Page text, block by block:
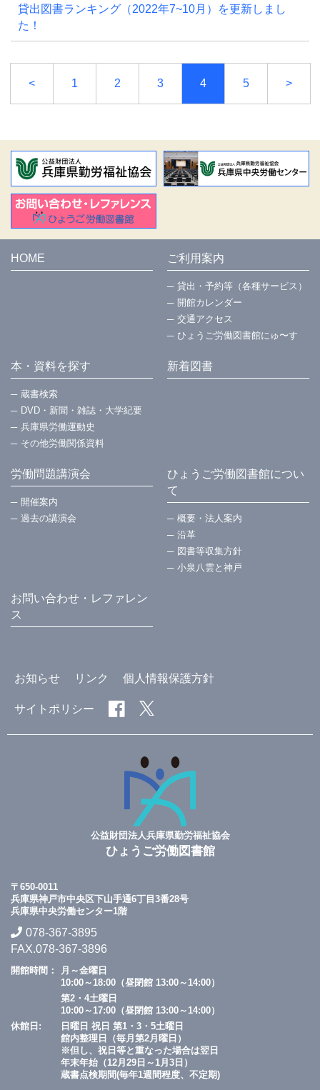
貸出図書ランキング（2022年7~10月）を更新しまし
た！
< 1 2 3 4 5 >
HOME ご利用案内
貸出・予約等（各種サービス）
開館カレンダー
交通アクセス
ひょうご労働図書館にゅ〜す
本・資料を探す
蔵書検索
DVD・新聞・雑誌・大学紀要
兵庫県労働運動史
その他労働関係資料
新着図書
労働問題講演会
開催案内
過去の講演会
ひょうご労働図書館につい
て
概要・法⼈案内
沿革
図書等収集方針
小泉八雲と神戸
お問い合わせ・レファレン
ス
お知らせ リンク 個人情報保護方針
サイトポリシー
公益財団法人兵庫県勤労福祉協会
ひょうご労働図書館
〒650-0011
兵庫県神戸市中央区下山手通6丁目3番28号
兵庫県中央労働センター1階
078-367-3895
FAX.078-367-3896
開館時間：
月～金曜日
10:00～18:00（昼閉館 13:00～14:00）
第2・4土曜日
10:00～17:00（昼閉館 13:00～14:00）
休館日:
日曜日 祝日 第1・3・5土曜日
館内整理日（毎月第2月曜日）
※但し、祝日等と重なった場合は翌日
年末年始（12月29日～1月3日）
蔵書点検期間(毎年1週間程度、不定期)